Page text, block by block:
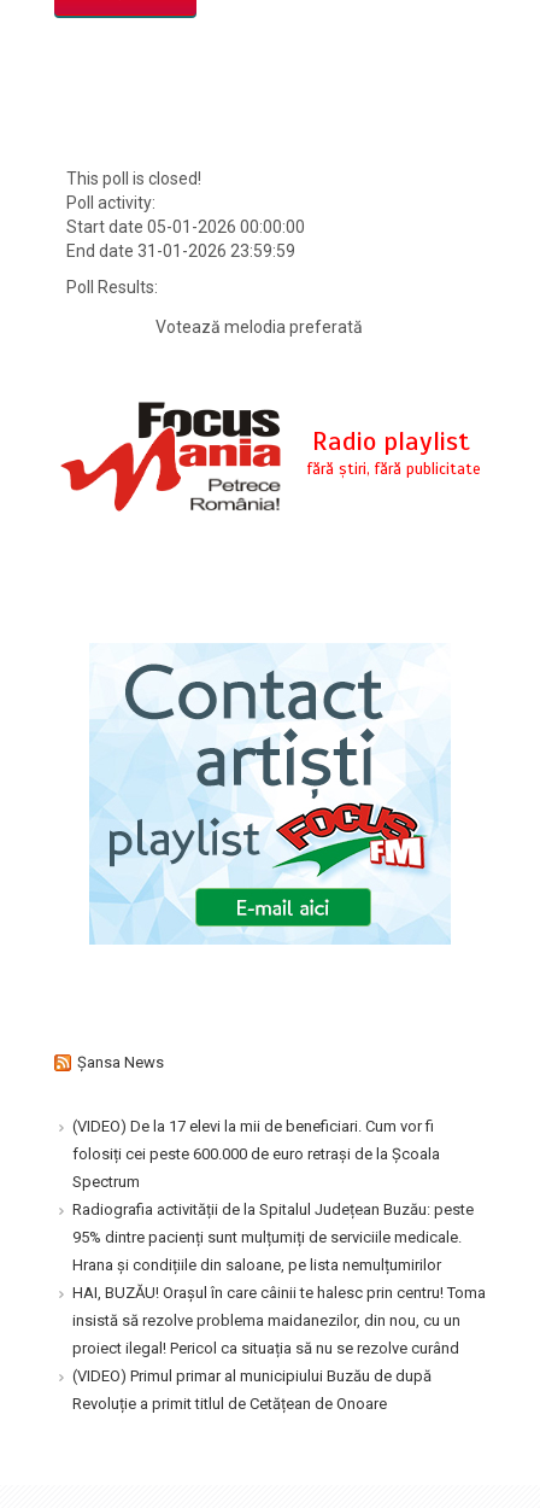
This poll is closed!
Poll activity:
Start date 05-01-2026 00:00:00
End date 31-01-2026 23:59:59
Poll Results:
Votează melodia preferată
Şansa News
(VIDEO) De la 17 elevi la mii de beneficiari. Cum vor fi
folosiți cei peste 600.000 de euro retrași de la Școala
Spectrum
Radiografia activității de la Spitalul Județean Buzău: peste
95% dintre pacienți sunt mulțumiți de serviciile medicale.
Hrana și condițiile din saloane, pe lista nemulțumirilor
HAI, BUZĂU! Orașul în care câinii te halesc prin centru! Toma
insistă să rezolve problema maidanezilor, din nou, cu un
proiect ilegal! Pericol ca situația să nu se rezolve curând
(VIDEO) Primul primar al municipiului Buzău de după
Revoluție a primit titlul de Cetățean de Onoare